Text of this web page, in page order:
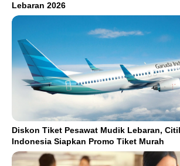
Lebaran 2026
Diskon Tiket Pesawat Mudik Lebaran,
Indonesia Siapkan Promo Tiket Murah